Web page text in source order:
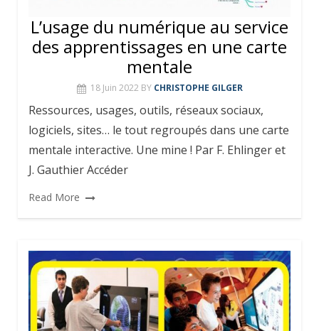
L’usage du numérique au service
des apprentissages en une carte
mentale
18 Juin 2022 BY CHRISTOPHE GILGER
Ressources, usages, outils, réseaux sociaux,
logiciels, sites… le tout regroupés dans une carte
mentale interactive. Une mine ! Par F. Ehlinger et
J. Gauthier Accéder
Read More